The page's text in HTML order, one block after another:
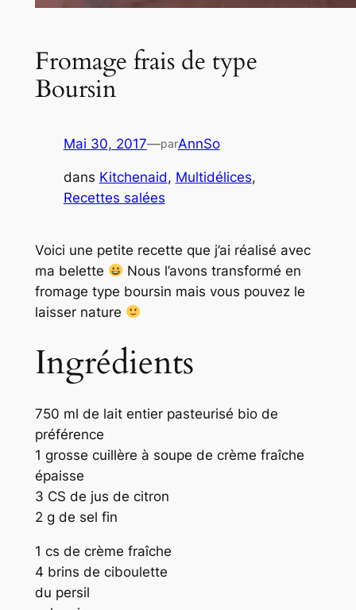
Fromage frais de type
Boursin
Mai 30, 2017—parAnnSo
dans Kitchenaid, Multidélices
Recettes salées
Voici une petite recette que j’ai réalisé avec
ma belette
Nous l’avons transformé en
fromage type boursin mais vous pouvez le
laisser nature
Ingrédients
750 ml de lait entier pasteurisé bio de
préférence
1 grosse cuillère à soupe de crème fraîche
épaisse
3 CS de jus de citron
2 g de sel fin
1 cs de crème fraîche
4 brins de ciboulette
du persil